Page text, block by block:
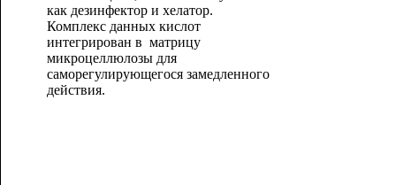
как дезинфектор и хелатор.
Комплекс данных кислот
интегрирован в матрицу
микроцеллюлозы для
саморегулирующегося замедленного
действия.